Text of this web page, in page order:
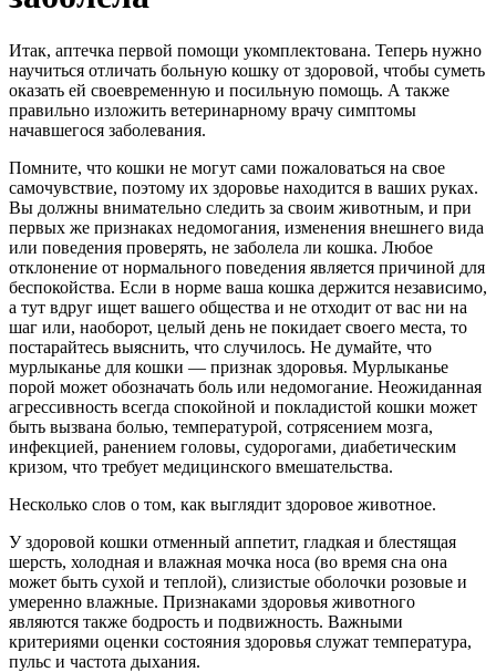
Итак, аптечка первой помощи укомплектована. Теперь нужно
научиться отличать больную кошку от здоровой, чтобы суметь
оказать ей своевременную и посильную помощь. А также
правильно изложить ветеринарному врачу симптомы
начавшегося заболевания.
Помните, что кошки не могут сами пожаловаться на свое
самочувствие, поэтому их здоровье находится в ваших руках.
Вы должны внимательно следить за своим животным, и при
первых же признаках недомогания, изменения внешнего вида
или поведения проверять, не заболела ли кошка. Любое
отклонение от нормального поведения является причиной для
беспокойства. Если в норме ваша кошка держится независимо,
а тут вдруг ищет вашего общества и не отходит от вас ни на
шаг или, наоборот, целый день не покидает своего места, то
постарайтесь выяснить, что случилось. Не думайте, что
мурлыканье для кошки — признак здоровья. Мурлыканье
порой может обозначать боль или недомогание. Неожиданная
агрессивность всегда спокойной и покладистой кошки может
быть вызвана болью, температурой, сотрясением мозга,
инфекцией, ранением головы, судорогами, диабетическим
кризом, что требует медицинского вмешательства.
Несколько слов о том, как выглядит здоровое животное.
У здоровой кошки отменный аппетит, гладкая и блестящая
шерсть, холодная и влажная мочка носа (во время сна она
может быть сухой и теплой), слизистые оболочки розовые и
умеренно влажные. Признаками здоровья животного
являются также бодрость и подвижность. Важными
критериями оценки состояния здоровья служат температура,
пульс и частота дыхания.